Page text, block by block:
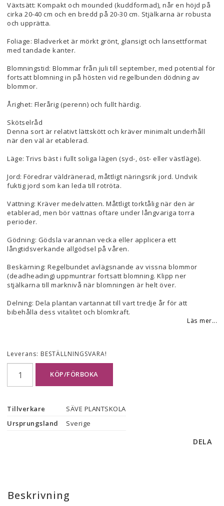
Växtsätt: Kompakt och mounded (kuddformad), når en höjd på
cirka 20-40 cm och en bredd på 20-30 cm. Stjälkarna är robusta
och upprätta.
Foliage: Bladverket är mörkt grönt, glansigt och lansettformat
med tandade kanter.
Blomningstid: Blommar från juli till september, med potential för
fortsatt blomning in på hösten vid regelbunden dödning av
blommor.
Årighet: Flerårig (perenn) och fullt härdig.
Skötselråd
Denna sort är relativt lättskött och kräver minimalt underhåll
när den väl är etablerad.
Läge: Trivs bäst i fullt soliga lägen (syd-, öst- eller västläge).
Jord: Föredrar väldränerad, måttligt näringsrik jord. Undvik
fuktig jord som kan leda till rotröta.
Vattning: Kräver medelvatten. Måttligt torktålig när den är
etablerad, men bör vattnas oftare under långvariga torra
perioder.
Gödning: Gödsla varannan vecka eller applicera ett
långtidsverkande allgödsel på våren.
Beskärning: Regelbundet avlägsnande av vissna blommor
(deadheading) uppmuntrar fortsatt blomning. Klipp ner
stjälkarna till marknivå när blomningen är helt över.
Delning: Dela plantan vartannat till vart tredje år för att
bibehålla dess vitalitet och blomkraft.
Läs mer...
Leverans: BESTÄLLNINGSVARA!
KÖP/FÖRBOKA
Tillverkare
SÄVE PLANTSKOLA
Ursprungsland
Sverige
DELA
Beskrivning